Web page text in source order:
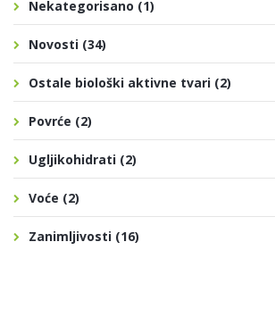
Nekategorisano (1)
Novosti (34)
Ostale biološki aktivne tvari (2)
Povrće (2)
Ugljikohidrati (2)
Voće (2)
Zanimljivosti (16)